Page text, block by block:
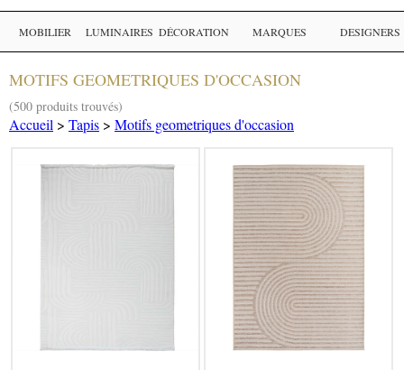
MOBILIER LUMINAIRES DÉCORATION MARQUES DESIGNERS
MOTIFS GEOMETRIQUES D'OCCASION
(500 produits trouvés)
Accueil > Tapis > Motifs geometriques d'occasion